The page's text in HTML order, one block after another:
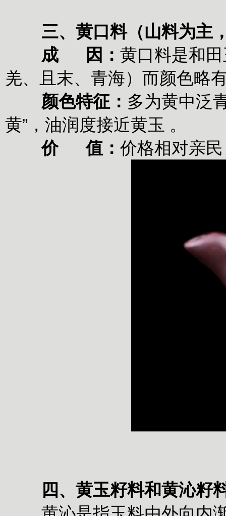
三、黄口料（山料为主
成 因‌： 黄口料是‌和
羌、且末、青海）而颜色略
颜色特征‌： 多为‌黄中泛
黄”，油润度接近黄玉 。
‌价 值‌： 价格相对亲
四、黄玉籽料和黄沁籽